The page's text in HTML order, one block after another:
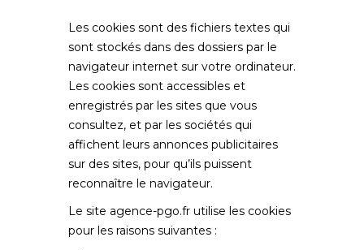
Les cookies sont des fichiers textes qui
sont stockés dans des dossiers par le
navigateur internet sur votre ordinateur.
Les cookies sont accessibles et
enregistrés par les sites que vous
consultez, et par les sociétés qui
affichent leurs annonces publicitaires
sur des sites, pour qu’ils puissent
reconnaître le navigateur.
Le site agence-pgo.fr utilise les cookies
pour les raisons suivantes :